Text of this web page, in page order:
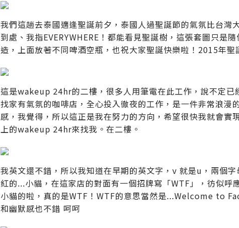
我們這趟去泰國適逢聖誕前夕，泰國人過聖誕節的氣氛比台灣
到處、我指EVERYWHERE！都能看見聖誕樹，這張套圖只是
造，上面放著不同啤酒空瓶，也祝大家聖誕快樂啦！2015年
這是wakeup 24hr的二樓，很多人用筆電在此工作，說不定已
找家有氣氛的咖啡店，全心投入徹夜的工作，是一件非常浪漫
感，我覺得，所以這正是我在努力的方向，希望很快我就會實
上的wakeup 24hr來找我。在二樓。
我英文還不錯，所以我知道在早期的英文字，v 就是u，兩個
紅的...小貓，在這家店的對面有一個招牌寫「WTF」，彷似呼
小貓的啦，真的是WTF！WTF的意思當然是...Welcome to
和幽默感也不錯 呵呵